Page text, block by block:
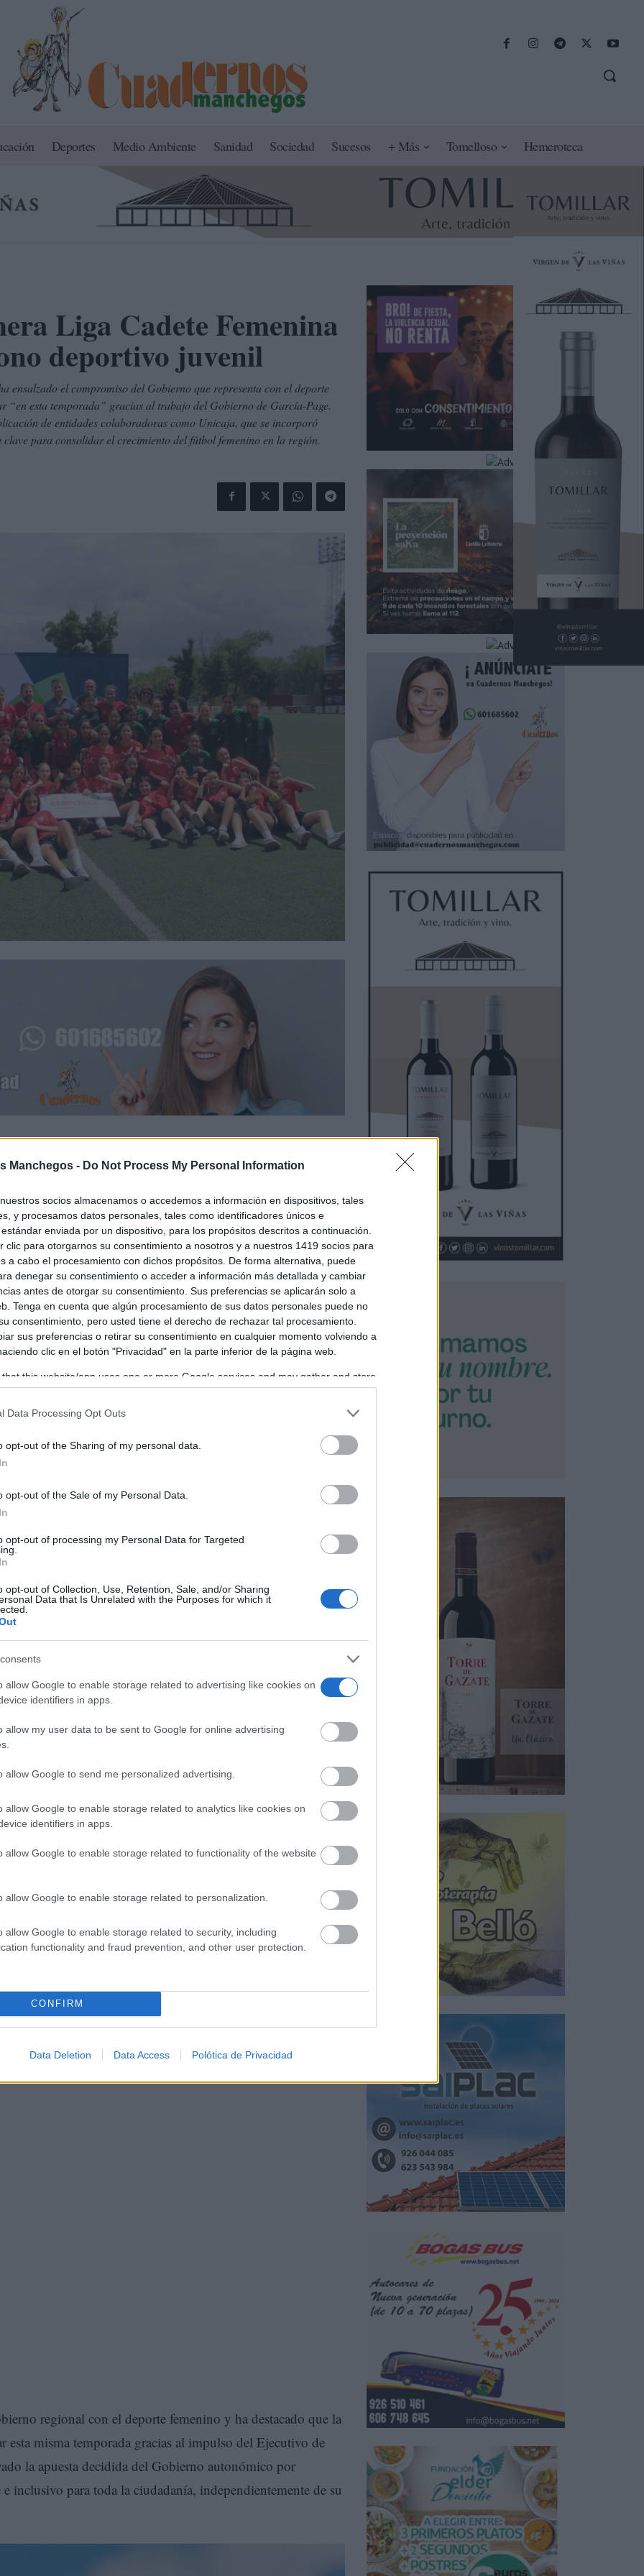
Manchegos - Do Not Process My Personal Information
socios almacenamos o accedemos a información en dispositivos, tales
y procesamos datos personales, tales como identificadores únicos e
enviada por un dispositivo, para los propósitos descritos a continuación.
clic para otorgarnos su consentimiento a nosotros y a nuestros 1419 socios para
a cabo el procesamiento con dichos propósitos. De forma alternativa, puede
denegar su consentimiento o acceder a información más detallada y cambiar
antes de otorgar su consentimiento. Sus preferencias se aplicarán solo a
Tenga en cuenta que algún procesamiento de sus datos personales puede no
consentimiento, pero usted tiene el derecho de rechazar tal procesamiento.
sus preferencias o retirar su consentimiento en cualquier momento volviendo a
clic en el botón "Privacidad" en la parte inferior de la página web.
that this website/app uses one or more Google services and may gather and store
but not limited to your visit or usage behaviour. You may click to grant or
consent section.
Data Processing Opt Outs
opt-out of the Sharing of my personal data.
opt-out of the Sale of my Personal Data.
opt-out of processing my Personal Data for Targeted
opt-out of Collection, Use, Retention, Sale, and/or Sharing
Data that Is Unrelated with the Purposes for which it
allow Google to enable storage related to advertising like cookies on
identifiers in apps.
allow my user data to be sent to Google for online advertising
allow Google to send me personalized advertising.
allow Google to enable storage related to analytics like cookies on
identifiers in apps.
allow Google to enable storage related to functionality of the website
allow Google to enable storage related to personalization.
allow Google to enable storage related to security, including
functionality and fraud prevention, and other user protection.
CONFIRM
Data Deletion Data Access Polótica de Privacidad
Deportes Medio Ambiente Sanidad Sociedad Sucesos + Más Tomelloso Hemeroteca
Liga Cadete Femenina
deportivo juvenil
ensalzado el compromiso del Gobierno que representa con el deporte
“en esta temporada” gracias al trabajo del Gobierno de García-Page.
de entidades colaboradoras como Unicaja, que se incorporó
para consolidar el crecimiento del fútbol femenino en la región.
Yuste, ha asistido, esta mañana, a la final de la I Liga Cadete
Deportivo de la localidad ciudadrealeña de Alcázar de
Rosa Melchor; entre otras autoridades.
el escenario de una final en un formato a tres. Los
y Balompédica AB, han llegado a esta cita tras
consolidándose como los líderes indiscutibles de sus
regional con el deporte femenino y ha destacado que la
esta misma temporada gracias al impulso del Ejecutivo de
la apuesta decidida del Gobierno autonómico por
inclusivo para toda la ciudadanía, independientemente de su